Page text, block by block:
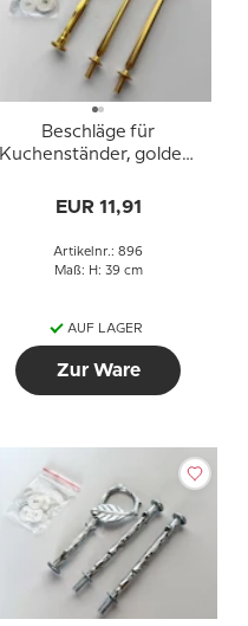
Beschläge für
Kuchenständer, golden,
Schicht
EUR 11,91
Artikelnr.: 896
Maß: H: 39 cm
AUF LAGER
Zur Ware